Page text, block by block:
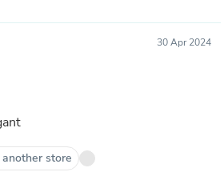
30 Apr 2024
store